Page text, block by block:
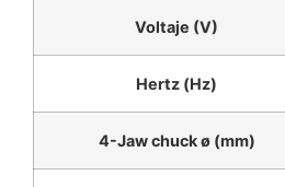
Voltaje (V)
Hertz (Hz)
4-Jaw chuck ø (mm)